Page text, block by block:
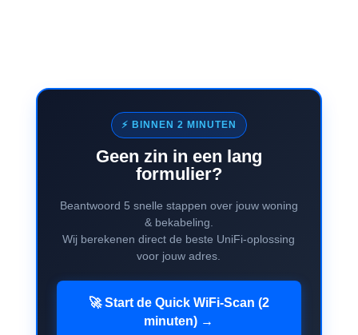
⚡ BINNEN 2 MINUTEN
Geen zin in een lang
formulier?
Beantwoord 5 snelle stappen over jouw woning
& bekabeling.
Wij berekenen direct de beste UniFi-oplossing
voor jouw adres.
🚀 Start de Quick WiFi-Scan (2
minuten) →